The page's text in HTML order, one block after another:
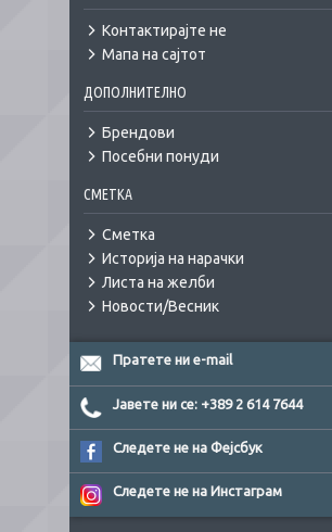
Контактирајте не
Мапа на сајтот
ДОПОЛНИТЕЛНО
Брендови
Посебни понуди
СМЕТКА
Сметка
Историја на нарачки
Листа на желби
Новости/Весник
Пратете ни e-mail
Јавете ни се: +389 2 614 7644
Следете не на Фејсбук
Следете не на Инстаграм